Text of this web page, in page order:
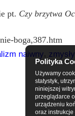
pt. Czy brzytwa
boga,387.htm
naiwny, zmysły
Polityka
Używamy
statystyk,
niniejszej
przeglądarce
urządzeniu
oraz